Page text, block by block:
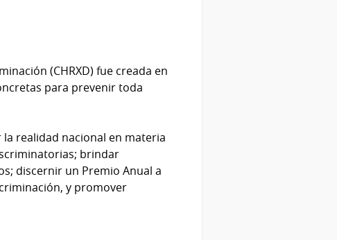
(CHRXD) fue creada en
para prevenir toda
realidad nacional en materia
brindar
discernir un Premio Anual a
y promover